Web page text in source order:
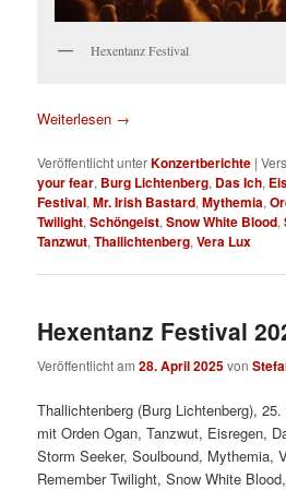
Hexentanz Festival
Weiterlesen →
Veröffentlicht unterKonzertberichte |
your fear, Burg Lichtenberg, Das Ich,
Festival,Mr. Irish Bastard,Mythemia,
Twilight,Schöngeist,Snow White Blood,
Tanzwut,Thallichtenberg,Vera Lux
Hexentanz Festival
Veröffentlicht am28. April 2025von
Thallichtenberg (Burg Lichtenberg),
mit Orden Ogan, Tanzwut, Eisregen,
Storm Seeker, Soulbound, Mythemia,
Remember Twilight, Snow White